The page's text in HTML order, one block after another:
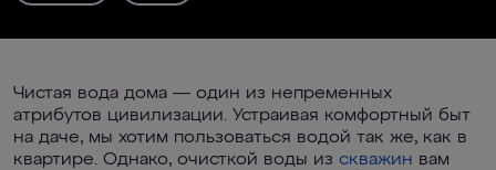
Чистая вода дома — один из непременных
атрибутов цивилизации. Устраивая комфортный быт
на даче, мы хотим пользоваться водой так же, как в
квартире. Однако, очисткой воды из скважин вам